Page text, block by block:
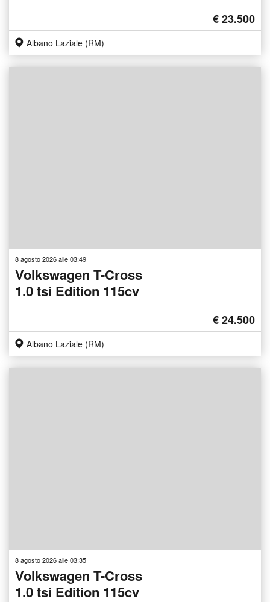
€ 23.500
Albano Laziale (RM)
8 agosto 2026 alle 03:49
Volkswagen T-Cross
1.0 tsi Edition 115cv
€ 24.500
Albano Laziale (RM)
8 agosto 2026 alle 03:35
Volkswagen T-Cross
1.0 tsi Edition 115cv